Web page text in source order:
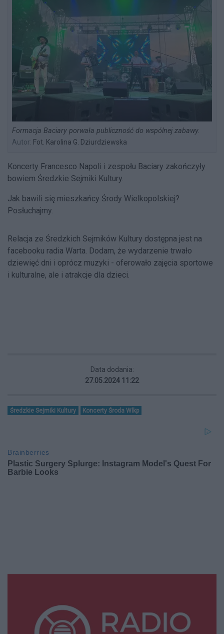
Formacja Baciary porwała publiczność do wspólnej zabawy.
Autor: Fot. Karolina G. Dziurdziewska
Koncerty Francesco Napoli i zespołu Baciary zakończyły
bowiem Średzkie Sejmiki Kultury.
Jak bawili się mieszkańcy Środy Wielkopolskiej?
Posłuchajmy.
Relacja ze Średzkich Sejmików Kultury dostępna jest na
facebooku radia Warta. Dodam, że wydarzenie trwało
dziewięć dni i oprócz muzyki - oferowało zajęcia sportowe
i kulturalne, ale i atrakcje dla dzieci.
Data dodania:
27.05.2024 11:22
Średzkie Sejmiki Kultury Koncerty Środa Wlkp